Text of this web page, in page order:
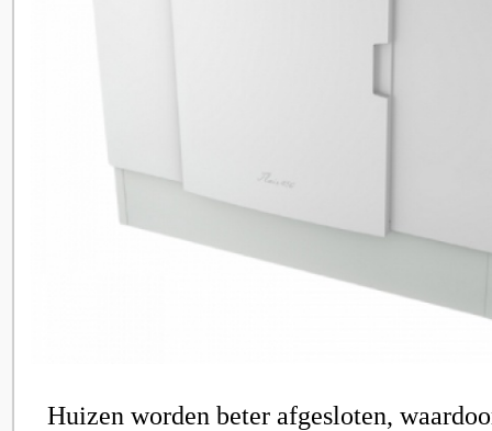
Huizen worden beter afgesloten,